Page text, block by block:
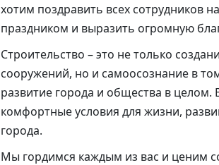
хотим поздравить всех
праздником и выразить огромную
Строительство – это не только
сооружений, но и самоосознание в
развитие города и общества в
комфортные условия для жизни,
города.
Мы гордимся каждым из вас и ценим